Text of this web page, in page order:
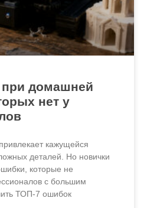
домашней
нет у
кажущейся
деталей. Но новички
которые не
с большим
ТОП-7 ошибок